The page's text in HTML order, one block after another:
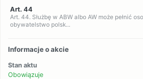
Art. 44
Art. 44. Służbę w ABW albo AW może pełnić
obywatelstwo polsk...
Informacje o akcie
Stan aktu
Obowiązuje